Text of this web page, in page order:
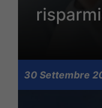
30 Settembre